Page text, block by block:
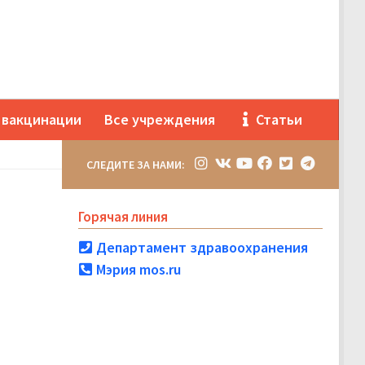
вакцинации Все учреждения Статьи
СЛЕДИТЕ ЗА НАМИ:
Горячая линия
Департамент здравоохранения
Мэрия mos.ru